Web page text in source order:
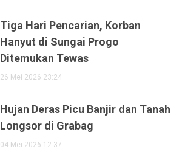
Tiga Hari Pencarian, Korban
Hanyut di Sungai Progo
Ditemukan Tewas
26 Mei 2026 23:24
Hujan Deras Picu Banjir dan Tanah
Longsor di Grabag
04 Mei 2026 12:37